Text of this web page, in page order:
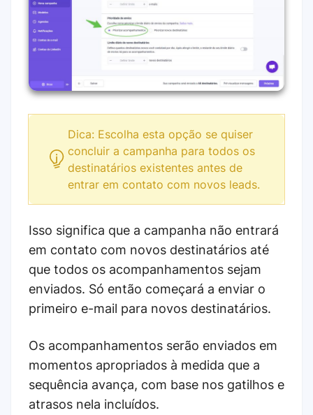
Dica: Escolha esta opção se quiser
concluir a campanha para todos os
destinatários existentes antes de
entrar em contato com novos leads.
Isso significa que a campanha não entrará
em contato com novos destinatários até
que todos os acompanhamentos sejam
enviados. Só então começará a enviar o
primeiro e-mail para novos destinatários.
Os acompanhamentos serão enviados em
momentos apropriados à medida que a
sequência avança, com base nos gatilhos e
atrasos nela incluídos.